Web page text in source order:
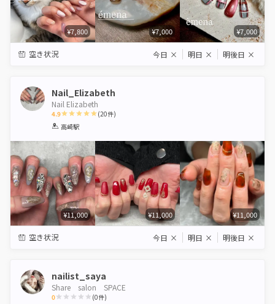
¥7,800 ¥7,000 ¥7,000
空き状況 今日 × 明日 × 明後日 ×
Nail_Elizabeth
Nail Elizabeth
4.9
1 2 3
(20件)
高崎駅
¥11,000 ¥11,000 ¥11,000
空き状況 今日 × 明日 × 明後日 ×
nailist_saya
Share salon SPACE
0 (0件)